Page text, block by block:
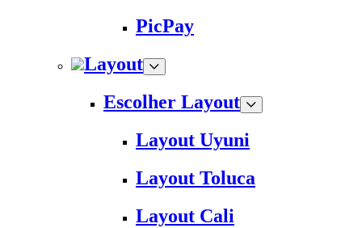
PicPay
Layout
Escolher Layout
Layout Uyuni
Layout Toluca
Layout Cali